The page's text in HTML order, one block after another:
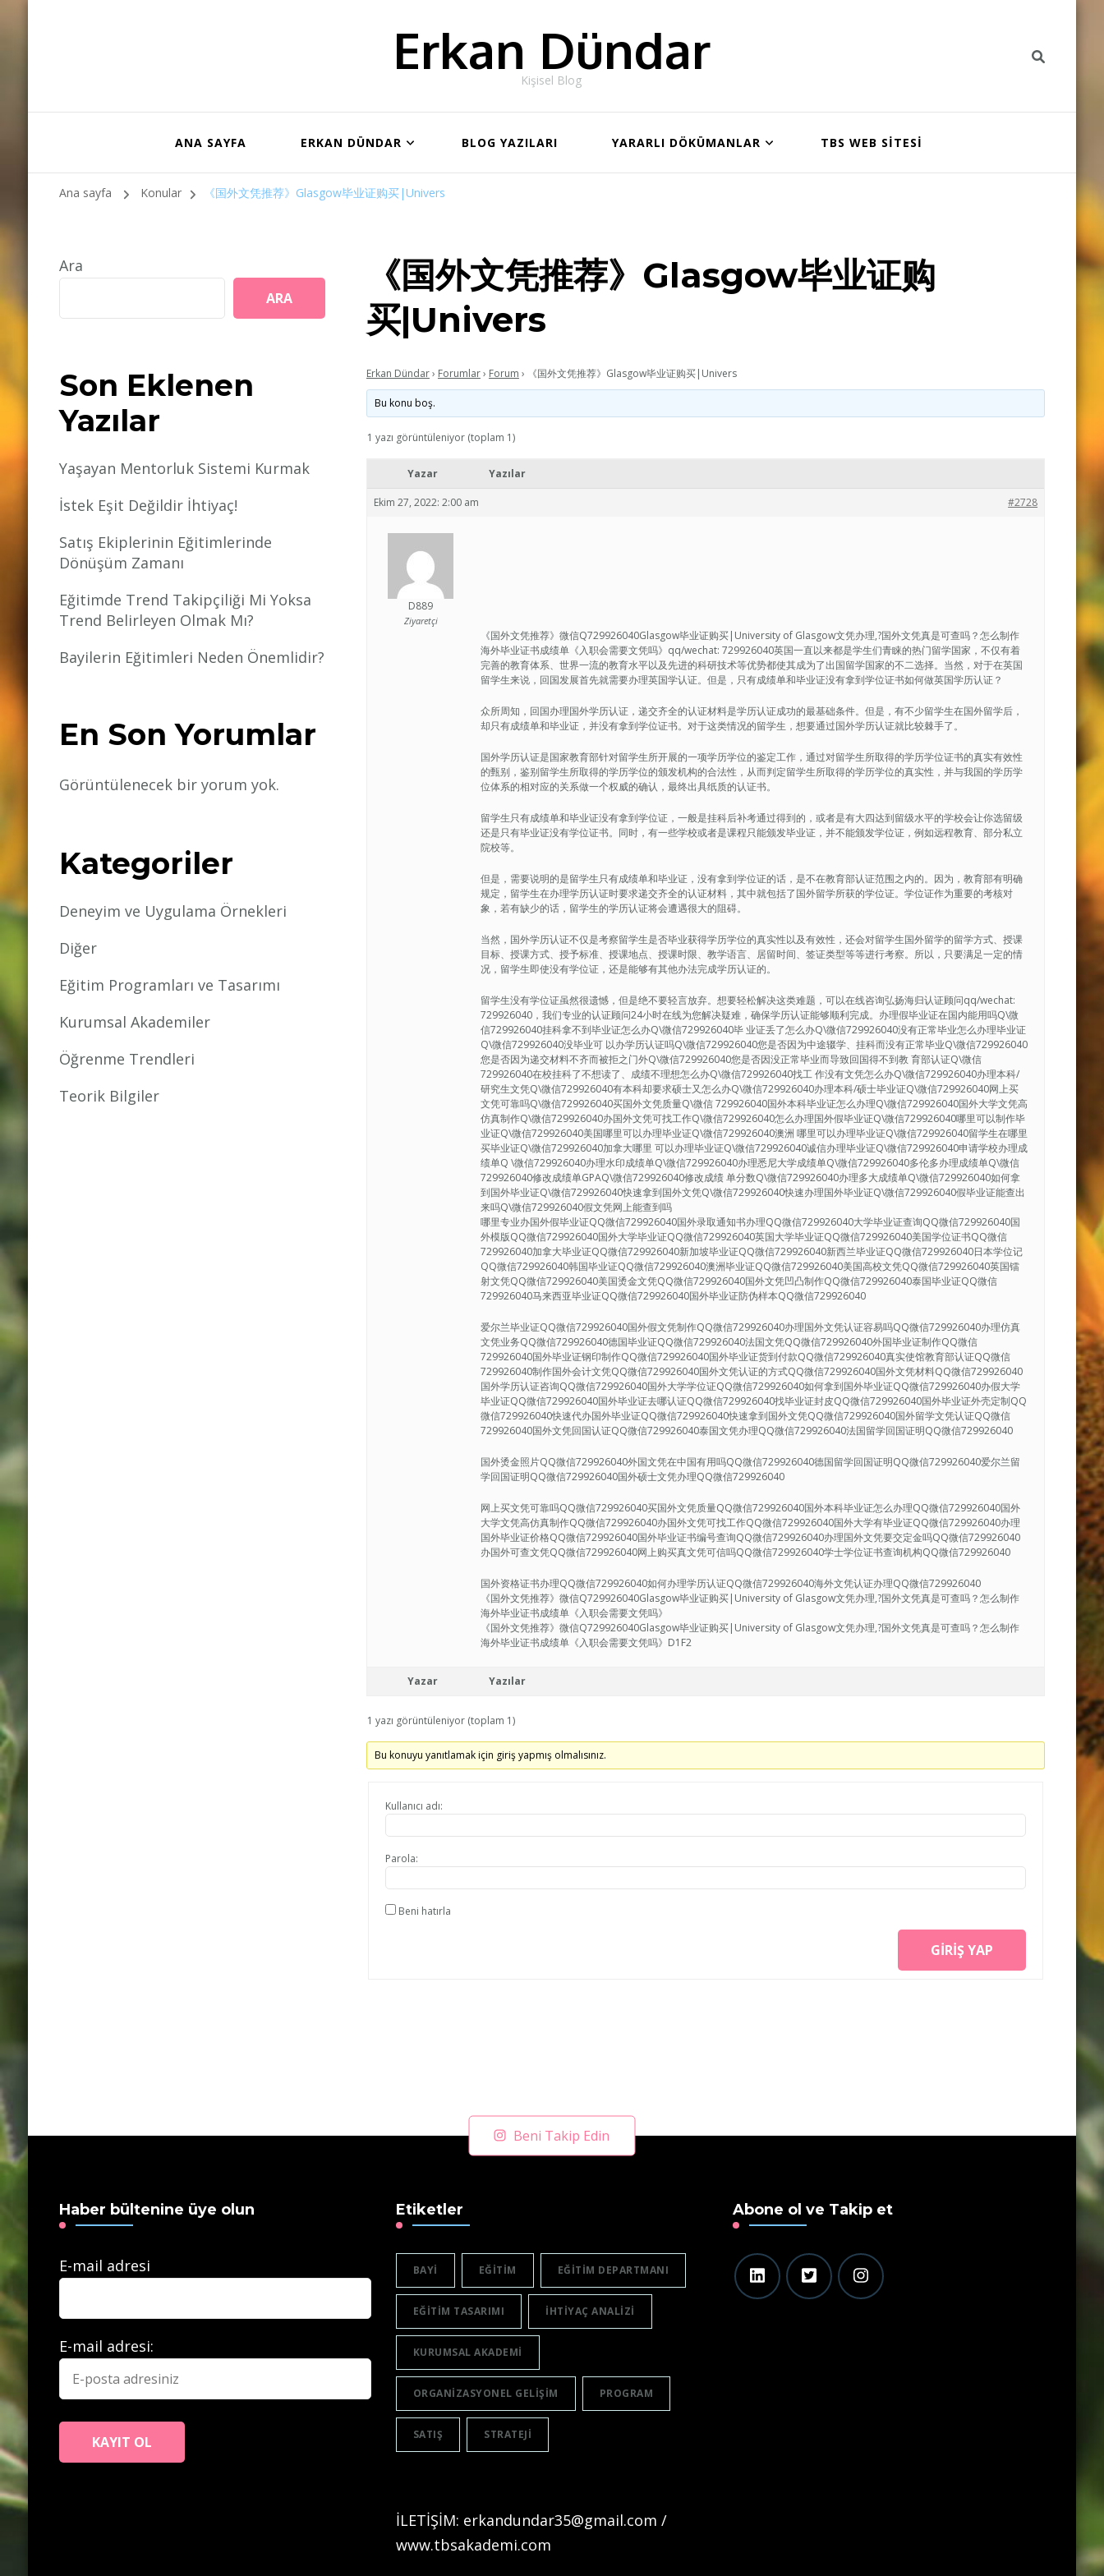
Erkan Dündar
Kişisel Blog
ANA SAYFA ERKAN DÜNDAR BLOG YAZILARI YARARLI DÖKÜMANLAR TBS WEB SİTESİ
Ana sayfa Konular 《国外文凭推荐》Glasgow毕业证购买|Univers
《国外文凭推荐》Glasgow毕业证购
买|Univers
Erkan Dündar› Forumlar› Forum › 《国外文凭推荐》Glasgow毕业证购买|Univers
Bu konu boş.
1 yazı görüntüleniyor (toplam 1)
Yazar Yazılar
Ekim 27, 2022: 2:00 am #2728
D889
Ziyaretçi
《国外文凭推荐》微信Q729926040Glasgow毕业证购买|University of Glasgow文凭办理,?国外文凭真是可查吗？怎么制作
海外毕业证书成绩单《入职会需要文凭吗》qq/wechat: 729926040英国一直以来都是学生们青睐的热门留学国家，不仅有着
完善的教育体系、世界一流的教育水平以及先进的科研技术等优势都使其成为了出国留学国家的不二选择。当然，对于在英国
留学生来说，回国发展首先就需要办理英国学认证。但是，只有成绩单和毕业证没有拿到学位证书如何做英国学历认证？
众所周知，回国办理国外学历认证，递交齐全的认证材料是学历认证成功的最基础条件。但是，有不少留学生在国外留学后，
却只有成绩单和毕业证，并没有拿到学位证书。对于这类情况的留学生，想要通过国外学历认证就比较棘手了。
国外学历认证是国家教育部针对留学生所开展的一项学历学位的鉴定工作，通过对留学生所取得的学历学位证书的真实有效性
的甄别，鉴别留学生所取得的学历学位的颁发机构的合法性，从而判定留学生所取得的学历学位的真实性，并与我国的学历学
位体系的相对应的关系做一个权威的确认，最终出具纸质的认证书。
留学生只有成绩单和毕业证没有拿到学位证，一般是挂科后补考通过得到的，或者是有大四达到留级水平的学校会让你选留级
还是只有毕业证没有学位证书。同时，有一些学校或者是课程只能颁发毕业证，并不能颁发学位证，例如远程教育、部分私立
院校等。
但是，需要说明的是留学生只有成绩单和毕业证，没有拿到学位证的话，是不在教育部认证范围之内的。因为，教育部有明确
规定，留学生在办理学历认证时要求递交齐全的认证材料，其中就包括了国外留学所获的学位证。学位证作为重要的考核对
象，若有缺少的话，留学生的学历认证将会遭遇很大的阻碍。
当然，国外学历认证不仅是考察留学生是否毕业获得学历学位的真实性以及有效性，还会对留学生国外留学的留学方式、授课
目标、授课方式、授予标准、授课地点、授课时限、教学语言、居留时间、签证类型等等进行考察。所以，只要满足一定的情
况，留学生即使没有学位证，还是能够有其他办法完成学历认证的。
留学生没有学位证虽然很遗憾，但是绝不要轻言放弃。想要轻松解决这类难题，可以在线咨询弘扬海归认证顾问qq/wechat:
729926040，我们专业的认证顾问24小时在线为您解决疑难，确保学历认证能够顺利完成。办理假毕业证在国内能用吗Q\微
信729926040挂科拿不到毕业证怎么办Q\微信729926040毕 业证丢了怎么办Q\微信729926040没有正常毕业怎么办理毕业证
Q\微信729926040没毕业可 以办学历认证吗Q\微信729926040您是否因为中途辍学、挂科而没有正常毕业Q\微信729926040
您是否因为递交材料不齐而被拒之门外Q\微信729926040您是否因没正常毕业而导致回国得不到教 育部认证Q\微信
729926040在校挂科了不想读了、成绩不理想怎么办Q\微信729926040找工 作没有文凭怎么办Q\微信729926040办理本科/
研究生文凭Q\微信729926040有本科却要求硕士又怎么办Q\微信729926040办理本科/硕士毕业证Q\微信729926040网上买
文凭可靠吗Q\微信729926040买国外文凭质量Q\微信 729926040国外本科毕业证怎么办理Q\微信729926040国外大学文凭高
仿真制作Q\微信729926040办国外文凭可找工作Q\微信729926040怎么办理国外假毕业证Q\微信729926040哪里可以制作毕
业证Q\微信729926040美国哪里可以办理毕业证Q\微信729926040澳洲 哪里可以办理毕业证Q\微信729926040留学生在哪里
买毕业证Q\微信729926040加拿大哪里 可以办理毕业证Q\微信729926040诚信办理毕业证Q\微信729926040申请学校办理成
绩单Q \微信729926040办理水印成绩单Q\微信729926040办理悉尼大学成绩单Q\微信729926040多伦多办理成绩单Q\微信
729926040修改成绩单GPAQ\微信729926040修改成绩 单分数Q\微信729926040办理多大成绩单Q\微信729926040如何拿
到国外毕业证Q\微信729926040快速拿到国外文凭Q\微信729926040快速办理国外毕业证Q\微信729926040假毕业证能查出
来吗Q\微信729926040假文凭网上能查到吗
哪里专业办国外假毕业证QQ微信729926040国外录取通知书办理QQ微信729926040大学毕业证查询QQ微信729926040国
外模版QQ微信729926040国外大学毕业证QQ微信729926040英国大学毕业证QQ微信729926040美国学位证书QQ微信
729926040加拿大毕业证QQ微信729926040新加坡毕业证QQ微信729926040新西兰毕业证QQ微信729926040日本学位记
QQ微信729926040韩国毕业证QQ微信729926040澳洲毕业证QQ微信729926040美国高校文凭QQ微信729926040英国镭
射文凭QQ微信729926040美国烫金文凭QQ微信729926040国外文凭凹凸制作QQ微信729926040泰国毕业证QQ微信
729926040马来西亚毕业证QQ微信729926040国外毕业证防伪样本QQ微信729926040
爱尔兰毕业证QQ微信729926040国外假文凭制作QQ微信729926040办理国外文凭认证容易吗QQ微信729926040办理仿真
文凭业务QQ微信729926040德国毕业证QQ微信729926040法国文凭QQ微信729926040外国毕业证制作QQ微信
729926040国外毕业证钢印制作QQ微信729926040国外毕业证货到付款QQ微信729926040真实使馆教育部认证QQ微信
729926040制作国外会计文凭QQ微信729926040国外文凭认证的方式QQ微信729926040国外文凭材料QQ微信729926040
国外学历认证咨询QQ微信729926040国外大学学位证QQ微信729926040如何拿到国外毕业证QQ微信729926040办假大学
毕业证QQ微信729926040国外毕业证去哪认证QQ微信729926040找毕业证封皮QQ微信729926040国外毕业证外壳定制QQ
微信729926040快速代办国外毕业证QQ微信729926040快速拿到国外文凭QQ微信729926040国外留学文凭认证QQ微信
729926040国外文凭回国认证QQ微信729926040泰国文凭办理QQ微信729926040法国留学回国证明QQ微信729926040
国外烫金照片QQ微信729926040外国文凭在中国有用吗QQ微信729926040德国留学回国证明QQ微信729926040爱尔兰留
学回国证明QQ微信729926040国外硕士文凭办理QQ微信729926040
网上买文凭可靠吗QQ微信729926040买国外文凭质量QQ微信729926040国外本科毕业证怎么办理QQ微信729926040国外
大学文凭高仿真制作QQ微信729926040办国外文凭可找工作QQ微信729926040国外大学有毕业证QQ微信729926040办理
国外毕业证价格QQ微信729926040国外毕业证书编号查询QQ微信729926040办理国外文凭要交定金吗QQ微信729926040
办国外可查文凭QQ微信729926040网上购买真文凭可信吗QQ微信729926040学士学位证书查询机构QQ微信729926040
国外资格证书办理QQ微信729926040如何办理学历认证QQ微信729926040海外文凭认证办理QQ微信729926040
《国外文凭推荐》微信Q729926040Glasgow毕业证购买|University of Glasgow文凭办理,?国外文凭真是可查吗？怎么制作
海外毕业证书成绩单《入职会需要文凭吗》
《国外文凭推荐》微信Q729926040Glasgow毕业证购买|University of Glasgow文凭办理,?国外文凭真是可查吗？怎么制作
海外毕业证书成绩单《入职会需要文凭吗》D1F2
Yazar Yazılar
1 yazı görüntüleniyor (toplam 1)
Bu konuyu yanıtlamak için giriş yapmış olmalısınız.
Kullanıcı adı:
Parola:
Beni hatırla
GIRIŞ YAP
Ara
ARA
Son Eklenen
Yazılar
Yaşayan Mentorluk Sistemi Kurmak
İstek Eşit Değildir İhtiyaç!
Satış Ekiplerinin Eğitimlerinde
Dönüşüm Zamanı
Eğitimde Trend Takipçiliği Mi Yoksa
Trend Belirleyen Olmak Mı?
Bayilerin Eğitimleri Neden Önemlidir?
En Son Yorumlar
Görüntülenecek bir yorum yok.
Kategoriler
Deneyim ve Uygulama Örnekleri
Diğer
Eğitim Programları ve Tasarımı
Kurumsal Akademiler
Öğrenme Trendleri
Teorik Bilgiler
Beni Takip Edin
Haber bültenine üye olun
E-mail adresi
E-mail adresi:
Etiketler
BAYI EĞITIM EĞITIM DEPARTMANI
EĞITIM TASARIMI IHTIYAÇ ANALIZI
KURUMSAL AKADEMI
ORGANIZASYONEL GELIŞIM PROGRAM
SATIŞ STRATEJI
İLETİŞİM: erkandundar35@gmail.com /
www.tbsakademi.com
Abone ol ve Takip et